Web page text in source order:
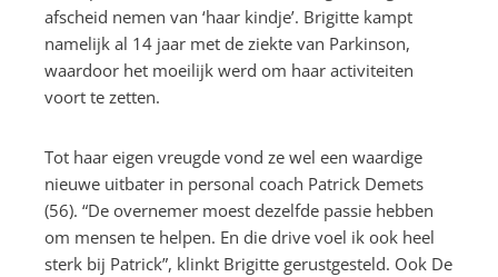
afscheid nemen van ‘haar kindje’. Brigitte kampt
namelijk al 14 jaar met de ziekte van Parkinson,
waardoor het moeilijk werd om haar activiteiten
voort te zetten.
Tot haar eigen vreugde vond ze wel een waardige
nieuwe uitbater in personal coach Patrick Demets
(56). “De overnemer moest dezelfde passie hebben
om mensen te helpen. En die drive voel ik ook heel
sterk bij Patrick”, klinkt Brigitte gerustgesteld. Ook De